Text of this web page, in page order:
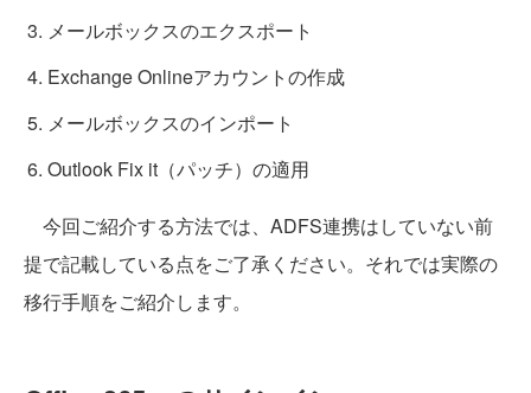
メールボックスのエクスポート
Exchange Onlineアカウントの作成
メールボックスのインポート
Outlook Fix it（パッチ）の適用
今回ご紹介する方法では、ADFS連携はしていない前
提で記載している点をご了承ください。それでは実際の
移行手順をご紹介します。